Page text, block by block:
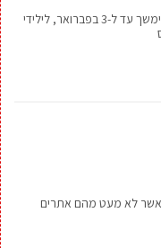
הרישום לכיתות א' לשנת הלימודים תשפ"ב החל ויימשך עד ל-3 בפברואר, לילידי
כאשר לא מעט מהם אתרים